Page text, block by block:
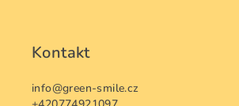
Kontakt
info@green-smile.cz